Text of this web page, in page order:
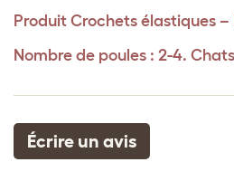
Produit Crochets élastiques –
Nombre de poules : 2-4.
Écrire un avis